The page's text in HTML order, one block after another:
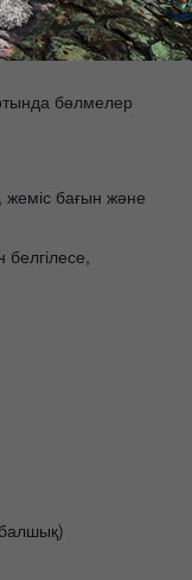
тұрақ алаңы
бөлмелер
бағын және
белгілесе,